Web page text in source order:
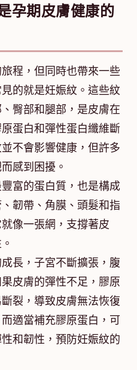
孕期皮膚健康的
程，但同時也帶來一些
的就是妊娠紋。這些紋
臀部和腿部，是皮膚在
蛋白和彈性蛋白纖維斷
不會影響健康，但許多
感到困擾。
富的蛋白質，也是構成
韌帶、角膜、頭髮和指
像一張網，支撐著皮
長，子宮不斷擴張，腹
皮膚的彈性不足，膠原
裂，導致皮膚無法恢復
適當補充膠原蛋白，可
和韌性，預防妊娠紋的